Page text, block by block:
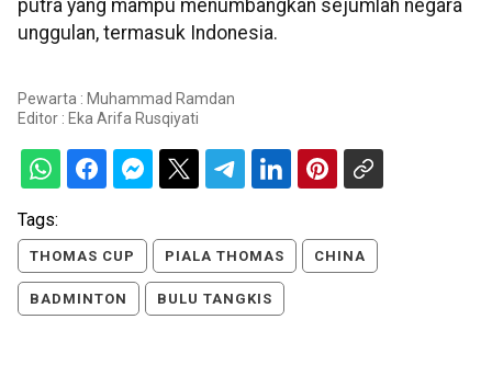
putra yang mampu menumbangkan sejumlah negara
unggulan, termasuk Indonesia.
Pewarta : Muhammad Ramdan
Editor : Eka Arifa Rusqiyati
Tags:
THOMAS CUP PIALA THOMAS CHINA
BADMINTON BULU TANGKIS